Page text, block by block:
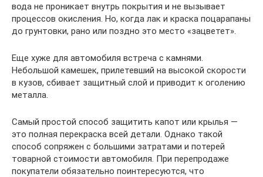
вода не проникает внутрь покрытия и не вызывает
процессов окисления. Но, когда лак и краска поцарапаны
до грунтовки, рано или поздно это место «зацветет».
Еще хуже для автомобиля встреча с камнями.
Небольшой камешек, прилетевший на высокой скорости
в кузов, сбивает защитный слой и приводит к оголению
металла.
Самый простой способ защитить капот или крылья —
это полная перекраска всей детали. Однако такой
способ сопряжен с большими затратами и потерей
товарной стоимости автомобиля. При перепродаже
покупатели обязательно поинтересуются, что